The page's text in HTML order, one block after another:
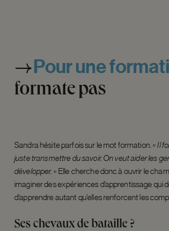
Pourune
formatepas
Sandra hésite parfois sur le mot formation. « Il
juste transmettre du savoir. On veut aider les
développer. » Elle cherche donc à ouvrir le
imaginer des expériences d’apprentissage qui
d’apprendre autant qu’elles renforcent les
Ses chevaux de bataille ?